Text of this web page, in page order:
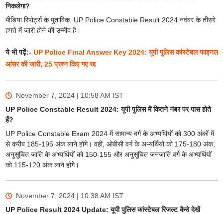
निकलेगा?
मीडिया रिपोर्ट्स के मुताबिक, UP Police Constable Result 2024 नवंबर के तीसरे
हफ्ते में जारी होने की उम्मीद है।
ये भी पढ़ें:-UP Police Final Answer Key 2024: यूपी पुलिस कांस्टेबल फाइनल
आंसर की जारी, 25 प्रश्न किए गए रद्द
November 7, 2024 | 10:58 AM IST
UP Police Constable Result 2024: यूपी पुलिस में कितने नंबर पर पास होते
हैं?
UP Police Constable Exam 2024 में सामान्य वर्ग के अभ्यर्थियों को 300 अंकों में
से करीब 185-195 अंक लाने होंगे। वहीं, ओबीसी वर्ग के अभ्यर्थियों को 175-180 अंक,
अनुसूचित जाति के अभ्यर्थियों को 150-155 और अनुसूचित जनजाति वर्ग के अभ्यर्थियों
को 115-120 अंक लाने होंगे।
November 7, 2024 | 10:38 AM IST
UP Police Result 2024 Update: यूपी पुलिस कांस्टेबल रिजल्ट कैसे देखें